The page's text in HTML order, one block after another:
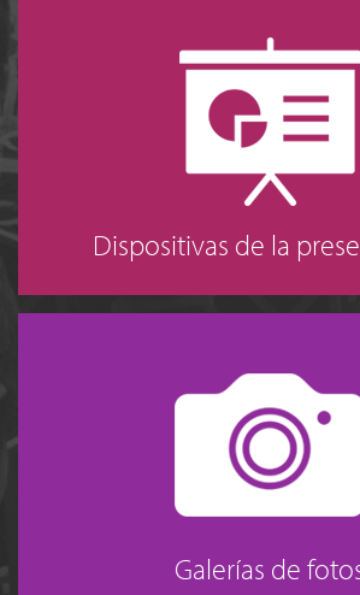
Dispositivas de la
Galerías de